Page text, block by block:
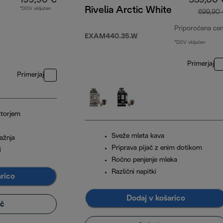
*DDV vključen
Primerjaj
Rivelia Arctic White
EXAM440.35.W
699,90
Priporočena
*DDV vključen
Primerjaj
Sveže mleta kava
Priprava pijač z enim dotikom
Ročno penjenje mleka
Različni napitki
Dodaj v košarico